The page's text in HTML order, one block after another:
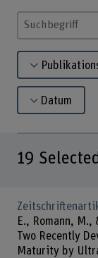
Suchbegriff
Datum
19
E., Romann,
Two Recently
Maturity by